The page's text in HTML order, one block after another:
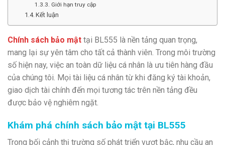
Giới hạn truy cập
Kết luận
Chính sách bảo mật tại BL555 là nền tảng quan trọng,
mang lại sự yên tâm cho tất cả thành viên. Trong môi trường
số hiện nay, việc an toàn dữ liệu cá nhân là ưu tiên hàng đầu
của chúng tôi. Mọi tài liệu cá nhân từ khi đăng ký tài khoản,
giao dịch tài chính đến mọi tương tác trên nền tảng đều
được bảo vệ nghiêm ngặt.
Khám phá chính sách bảo mật tại BL555
Trong bối cảnh thị trường số phát triển vượt bậc, nhu cầu an